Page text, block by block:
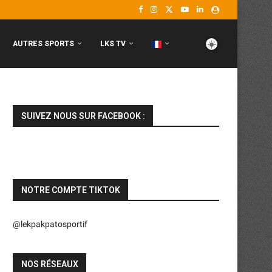
AUTRES SPORTS LKS TV
SUIVEZ NOUS SUR FACEBOOK :
NOTRE COMPTE TIKTOK
@lekpakpatosportif
NOS RÉSEAUX